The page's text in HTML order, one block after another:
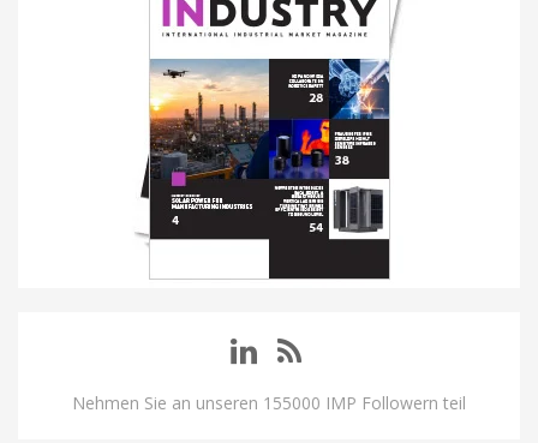
Nehmen Sie an unseren 155000 IMP Followern teil